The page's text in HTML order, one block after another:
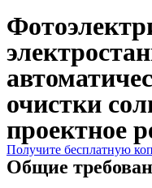
очистки
проектное
Получите бесплатную
Общие